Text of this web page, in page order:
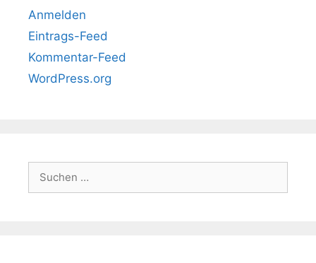
Anmelden
Eintrags-Feed
Kommentar-Feed
WordPress.org